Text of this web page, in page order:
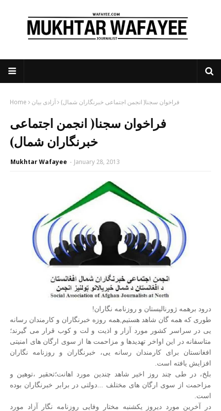
Home آزادی بیان فراخوان سجنا( انجمن اجتماعی خبرنگاران شمال)
فراخوان سجنا( انجمن اجتماعی
خبرنگاران شمال)
Mukhtar Wafayee - January 28, 2013
درود برهمه ژورنالیستان و روزنامه نگاران!
طوری که همه گان شاهد هستیم,همه روزه خبرنگاران و کارمندان رسانه
یی در سراسر کشور مورد آزار و اذیت و لت و کوب قرار می گیرند؛
متاسفانه در این اواخر تهدیدها و مزاحمت ها از سوی ارگان های امنیتی
افغانستان برای کارمندان رسانه یی، خبرنگاران و روزنامه نگاران
افزایش یافته است.
بلخ، در طی چند روز اخیر شاهد چندین مورد اهانت؛تحقیر ،توهین و
مزاحمت از سوی ارگان های مختلف
دولتی در برابر خبرنگاران بوده
است.
در آخرین مورد دیروز یکشنبه مختار وفایی روزنامه نگار آزاد مورد